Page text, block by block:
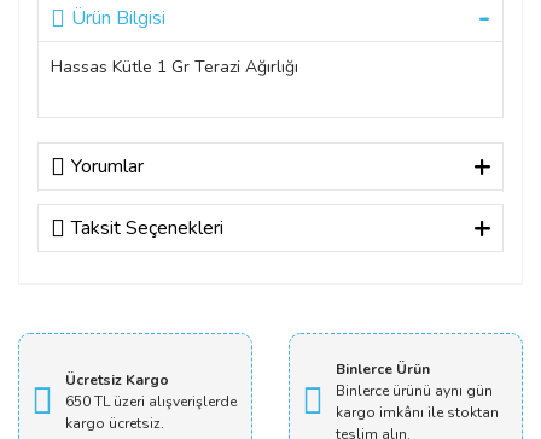
Ürün Bilgisi
Hassas Kütle 1 Gr Terazi Ağırlığı
Yorumlar
Bu ürüne ilk yorumu siz yapın!
Taksit Seçenekleri
Ücretsiz Kargo
650 TL üzeri alışverişlerde
kargo ücretsiz.
Binlerce Ürün
Binlerce ürünü aynı gün
kargo imkânı ile stoktan
teslim alın.